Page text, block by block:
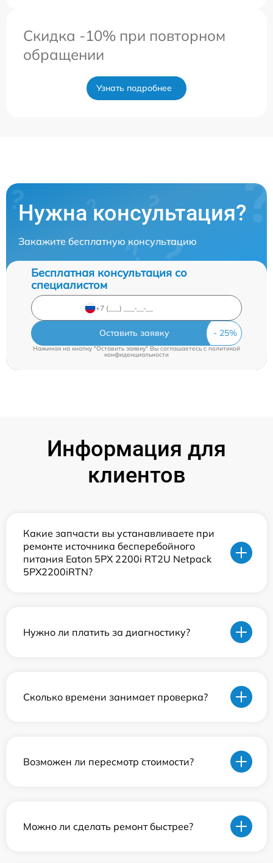
Скидка -10% при повторном
обращении
Узнать подробнее
Нужна консультация?
Закажите бесплатную консультацию
Бесплатная консультация со
специалистом
Оставить заявку
Нажимая на кнопку "Оставить заявку" Вы соглашаетесь cполитикой
конфиденциальности
Информация для
клиентов
Какие запчасти вы устанавливаете при
ремонте источника бесперебойного
питания Eaton 5PX 2200i RT2U Netpack
5PX2200iRTN?
Нужно ли платить за диагностику?
Сколько времени занимает проверка?
Возможен ли пересмотр стоимости?
Можно ли сделать ремонт быстрее?